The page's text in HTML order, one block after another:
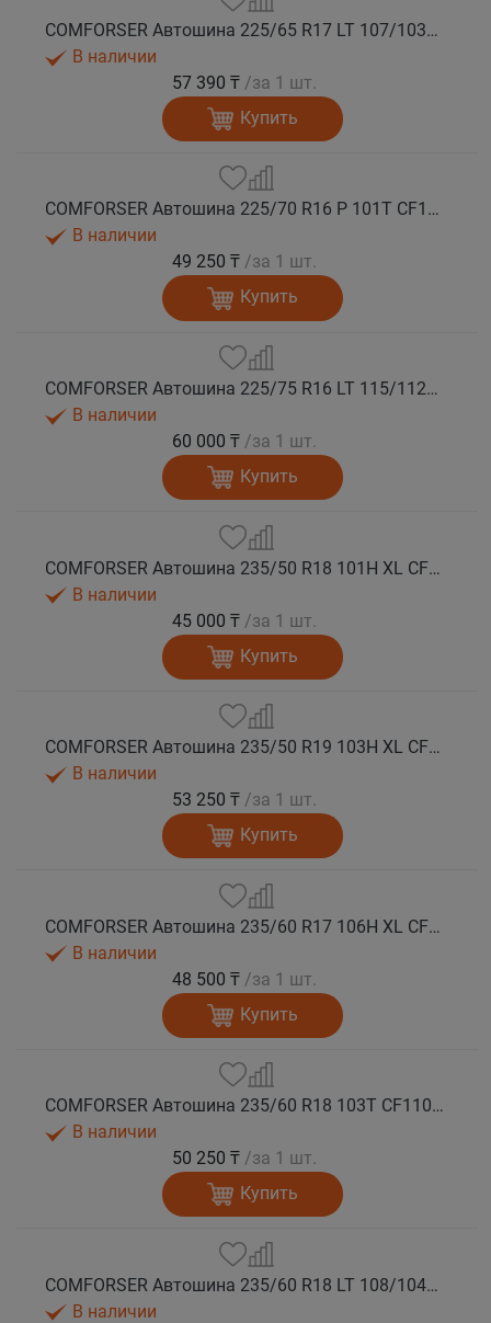
COMFORSER Автошина 225/65 R17 LT 107/103S CF1100 8PR RWL лето
В наличии
57 390 ₸ /за 1 шт.
Купить
COMFORSER Автошина 225/70 R16 P 101T CF1100 RWL лето
В наличии
49 250 ₸ /за 1 шт.
Купить
COMFORSER Автошина 225/75 R16 LT 115/112R CF1100 10PR RWL лето
В наличии
60 000 ₸ /за 1 шт.
Купить
COMFORSER Автошина 235/50 R18 101H XL CF1100 RWL лето
В наличии
45 000 ₸ /за 1 шт.
Купить
COMFORSER Автошина 235/50 R19 103H XL CF1100 лето
В наличии
53 250 ₸ /за 1 шт.
Купить
COMFORSER Автошина 235/60 R17 106H XL CF1100 RWL лето
В наличии
48 500 ₸ /за 1 шт.
Купить
COMFORSER Автошина 235/60 R18 103T CF1100 RWL лето
В наличии
50 250 ₸ /за 1 шт.
Купить
COMFORSER Автошина 235/60 R18 LT 108/104S CF1100 8PR RWL лето
В наличии